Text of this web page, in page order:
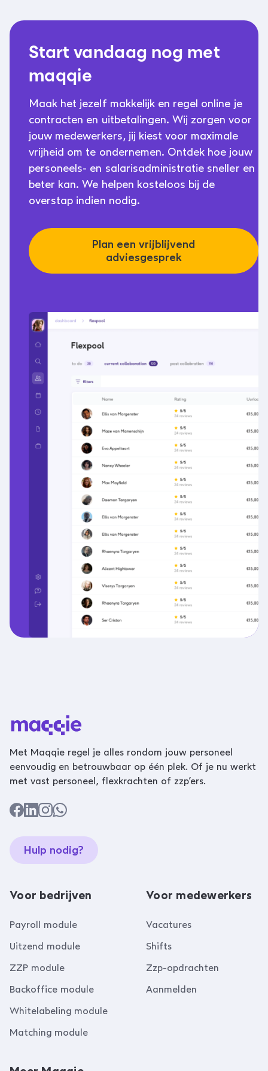
Start vandaag nog met
maqqie
Maak het jezelf makkelijk en regel online je
contracten en uitbetalingen. Wij zorgen voor
jouw medewerkers, jij kiest voor maximale
vrijheid om te ondernemen. Ontdek hoe jouw
personeels- en salarisadministratie sneller en
beter kan. We helpen kosteloos bij de
overstap indien nodig.
Plan een vrijblijvend
adviesgesprek
Met Maqqie regel je alles rondom jouw personeel
eenvoudig en betrouwbaar op één plek. Of je nu werkt
met vast personeel, flexkrachten of zzp’ers.
Hulp nodig?
Voor bedrijven
Payroll module
Uitzend module
ZZP module
Backoffice module
Whitelabeling module
Matching module
Voor medewerkers
Vacatures
Shifts
Zzp-opdrachten
Aanmelden